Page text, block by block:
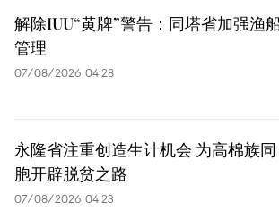
解除IUU“黄牌”警告：同塔省加强渔
管理
07/08/2026 04:28
永隆省注重创造生计机会 为高棉族同
胞开辟脱贫之路
07/08/2026 04:23